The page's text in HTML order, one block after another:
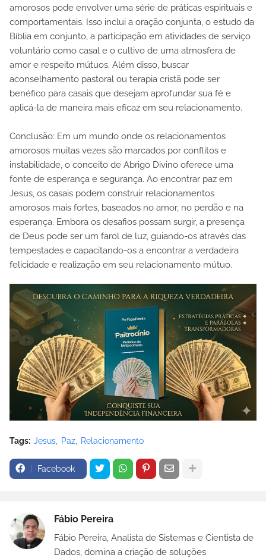
amorosos pode envolver uma série de práticas espirituais e
comportamentais. Isso inclui a oração conjunta, o estudo da
Bíblia em conjunto, a participação em atividades de serviço
voluntário como casal e o cultivo de uma atmosfera de
amor e respeito mútuos. Além disso, buscar
aconselhamento pastoral ou terapia cristã pode ser
benéfico para casais que desejam aprofundar sua fé e
aplicá-la de maneira mais eficaz em seu relacionamento.
Conclusão: Em um mundo onde os relacionamentos
amorosos muitas vezes são marcados por conflitos e
instabilidade, o conceito de Abrigo Divino oferece uma
fonte de esperança e segurança. Ao encontrar paz em
Jesus, os casais podem construir relacionamentos
amorosos mais fortes, baseados no amor, no perdão e na
esperança. Embora os desafios possam surgir, a presença
de Deus pode ser um farol de luz, guiando-os através das
tempestades e capacitando-os a encontrar a verdadeira
felicidade e realização em seu relacionamento mútuo.
Tags: Jesus Paz Relacionamento
Facebook
Fábio Pereira
Fábio Pereira, Analista de Sistemas e Cientista de
Dados, domina a criação de soluções